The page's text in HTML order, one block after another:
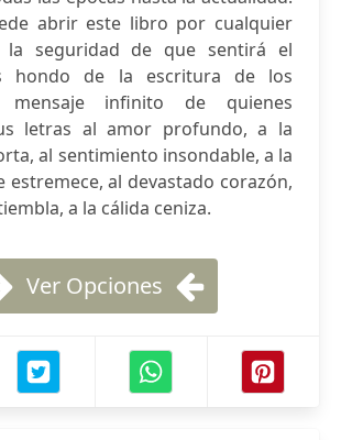
abrir este libro por cualquier
la seguridad de que sentirá el
hondo de la escritura de los
infinito de quienes
letras al amor profundo, a la
al sentimiento insondable, a la
estremece, al devastado corazón,
a la cálida ceniza.
Ver Opciones